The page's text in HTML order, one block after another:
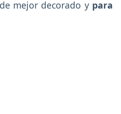
mejor decorado y para